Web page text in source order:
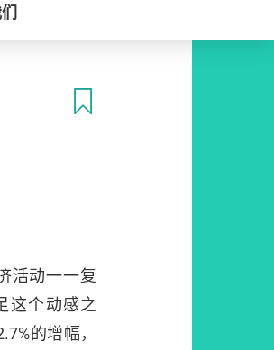
活动一一复
这个动感之
的增幅，